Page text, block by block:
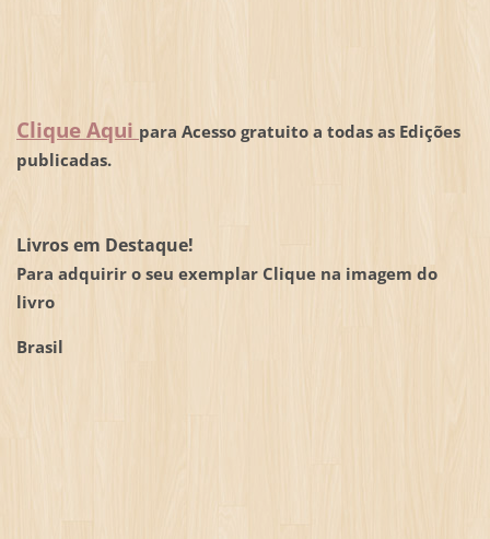
Clique Aqui para Acesso gratuito a todas as Edições
publicadas.
Livros em Destaque!
Para adquirir o seu exemplar Clique na imagem do
livro
Brasil